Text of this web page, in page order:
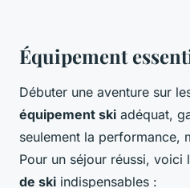
Équipement
Débuter une aventure sur
équipement ski adéquat,
seulement la performance,
Pour un séjour réussi, voici
de ski indispensables :